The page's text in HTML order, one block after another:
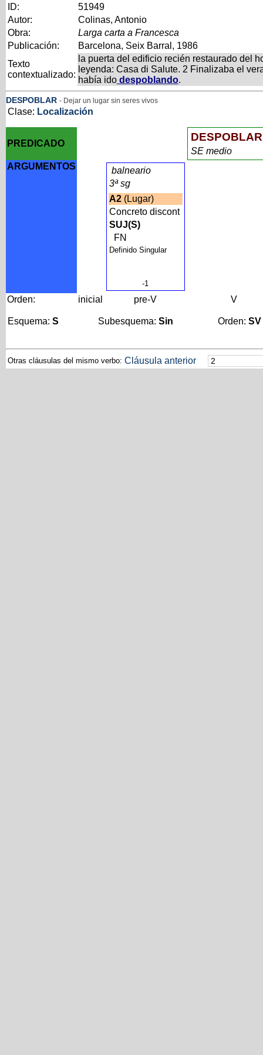
ID:
51949
Autor:
Colinas, Antonio
Obra:
Larga carta a Francesca
Publicación:
Barcelona, Seix Barral, 1986
Texto
contextualizado:
la puerta del edificio recién restaurado del
leyenda: Casa di Salute. 2 Finalizaba el
había idodespoblando.
DESPOBLAR - Dejar un lugar sin seres vivos
Clase: Localización
PREDICADO
SE medio
ARGUMENTOS
balneario
3ª sg
A2(Lugar)
Concreto discont
SUJ(S)
FN
Definido Singular
-1
Orden: inicial pre-V V
Esquema: S Subesquema: Sin Orden: SV
Otras cláusulas del mismo verbo: Cláusula anterior